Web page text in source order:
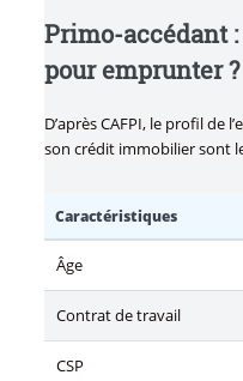
Primo-accédant
pour emprunter ?
D’après CAFPI, le profil de
son crédit immobilier sont
Caractéristiques
Âge
Contrat de travail
CSP